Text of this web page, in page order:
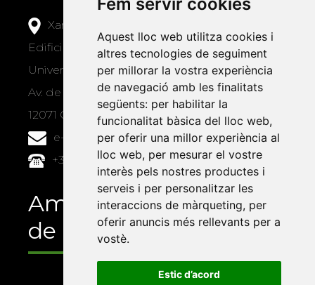
Aquest lloc web utilitza cookies i
altres tecnologies de seguiment
per millorar la vostra experiència
de navegació amb les finalitats
següents: per habilitar la
funcionalitat bàsica del lloc web,
per oferir una millor experiència al
lloc web, per mesurar el vostre
interès pels nostres productes i
serveis i per personalitzar les
interaccions de màrqueting, per
oferir anuncis més rellevants per a
vostè.
Estic d’acord
Xarxa Vives d'Universitats
Edifici Àgora
Universitat Jaume I, local 10
Av. de Vicent Sos Baynat, s/n
12071 Castelló de la Plana
e-buc@vives.org
+34 964 72 89 93
Amb el suport
de